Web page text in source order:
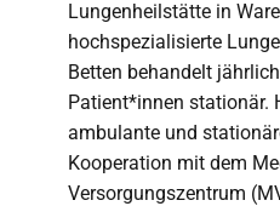
Lungenheilstätte in
hochspezialisierte
Betten behandelt
Patient*innen stationär.
ambulante und
Kooperation mit dem
Versorgungszentrum